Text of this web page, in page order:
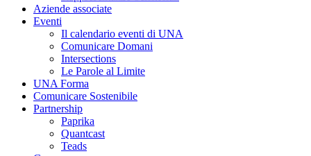
Aziende associate
Eventi
Il calendario eventi di UNA
Comunicare Domani
Intersections
Le Parole al Limite
UNA Forma
Comunicare Sostenibile
Partnership
Paprika
Quantcast
Teads